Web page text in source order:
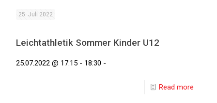
25. Juli 2022
Leichtathletik Sommer Kinder U12
25.07.2022 @ 17:15 - 18:30 -
Read more